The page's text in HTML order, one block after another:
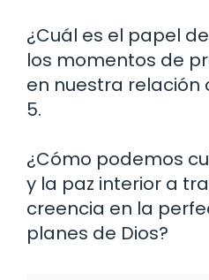
¿Cuál es el papel
los momentos de
en nuestra relación
5.
¿Cómo podemos
y la paz interior a
creencia en la
planes de Dios?